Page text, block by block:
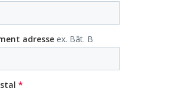
adresse ex. Bât. B
*